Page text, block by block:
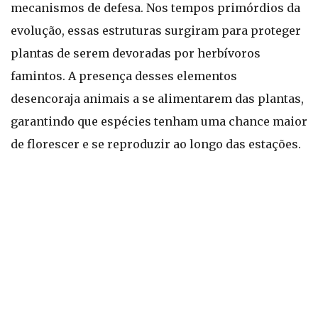
mecanismos de defesa. Nos tempos primórdios da
evolução, essas estruturas surgiram para proteger
plantas de serem devoradas por herbívoros
famintos. A presença desses elementos
desencoraja animais a se alimentarem das plantas,
garantindo que espécies tenham uma chance maior
de florescer e se reproduzir ao longo das estações.